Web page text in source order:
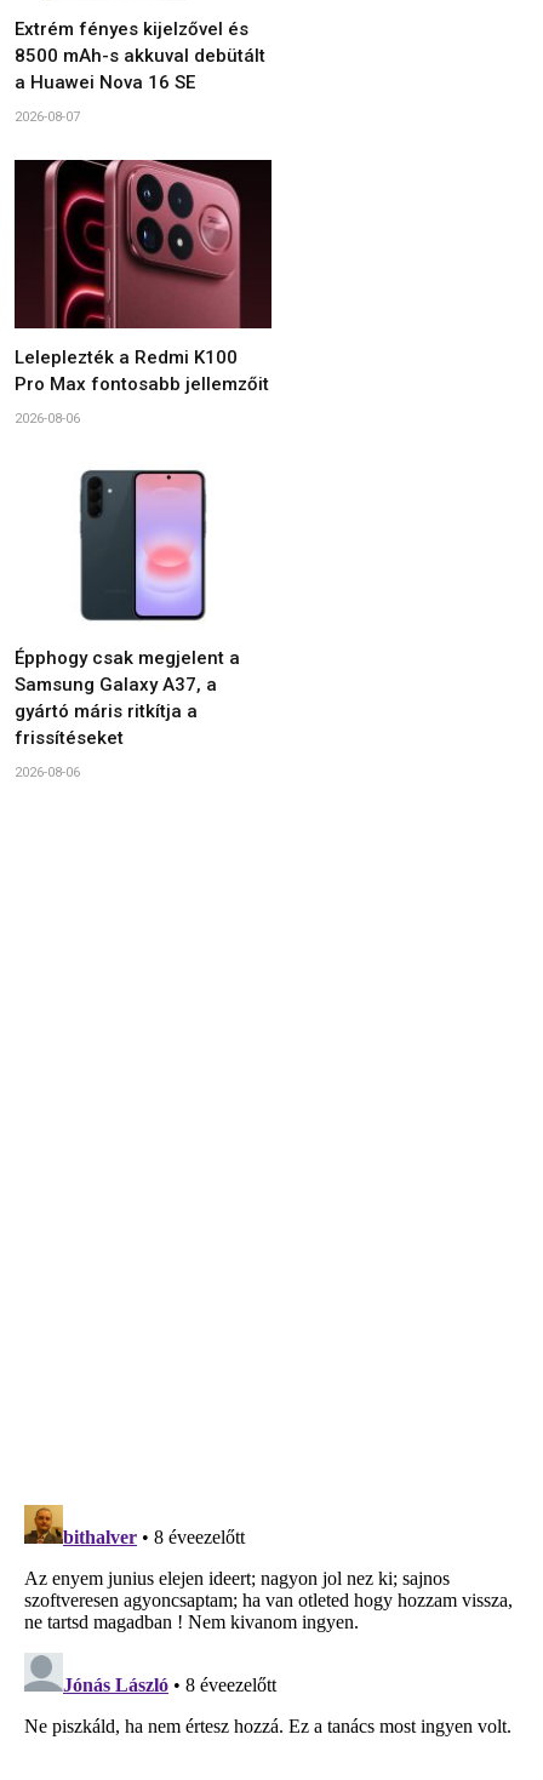
Extrém fényes kijelzővel és
8500 mAh-s akkuval debütált
a Huawei Nova 16 SE
2026-08-07
Leleplezték a Redmi K100
Pro Max fontosabb jellemzőit
2026-08-06
Épphogy csak megjelent a
Samsung Galaxy A37, a
gyártó máris ritkítja a
frissítéseket
2026-08-06